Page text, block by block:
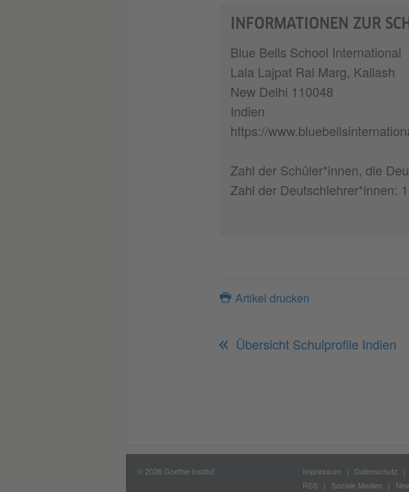
INFORMATIONEN ZUR
Blue Bells School International
Lala Lajpat Rai Marg, Kailash
New Delhi 110048
Indien
https://
Zahl der Schüler*innen, die
Zahl der Deutschlehrer*innen: 1
Artikel drucken
Übersicht Schulprofile Indien
© 2026 Goethe-Institut Impressum Datenschutz
RSS
Soziale Medien